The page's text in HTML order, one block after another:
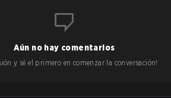
Aún no hay comentarios
y sé el primero en comenzar la conversación!